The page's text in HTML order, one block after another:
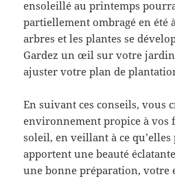
ensoleillé au printemps
partiellement ombragé en été
arbres et les plantes se
Gardez un œil sur votre jardin
ajuster votre plan de
En suivant ces conseils, vous
environnement propice à vos
soleil, en veillant à ce
apportent une beauté
une bonne préparation, votre